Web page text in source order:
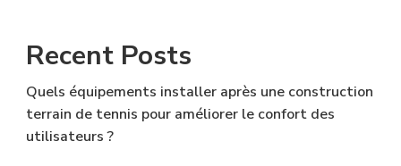
Recent Posts
Quels équipements installer après une construction
terrain de tennis pour améliorer le confort des
utilisateurs ?